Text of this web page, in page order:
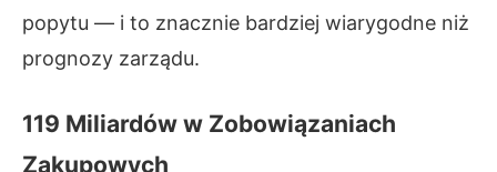
popytu — i to znacznie bardziej wiarygodne niż
prognozy zarządu.
119 Miliardów w Zobowiązaniach
Zakupowych